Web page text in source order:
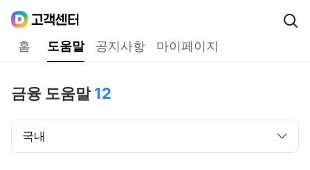
홈 도움말 공지사항 마이페이지
금융 도움말 12
국내